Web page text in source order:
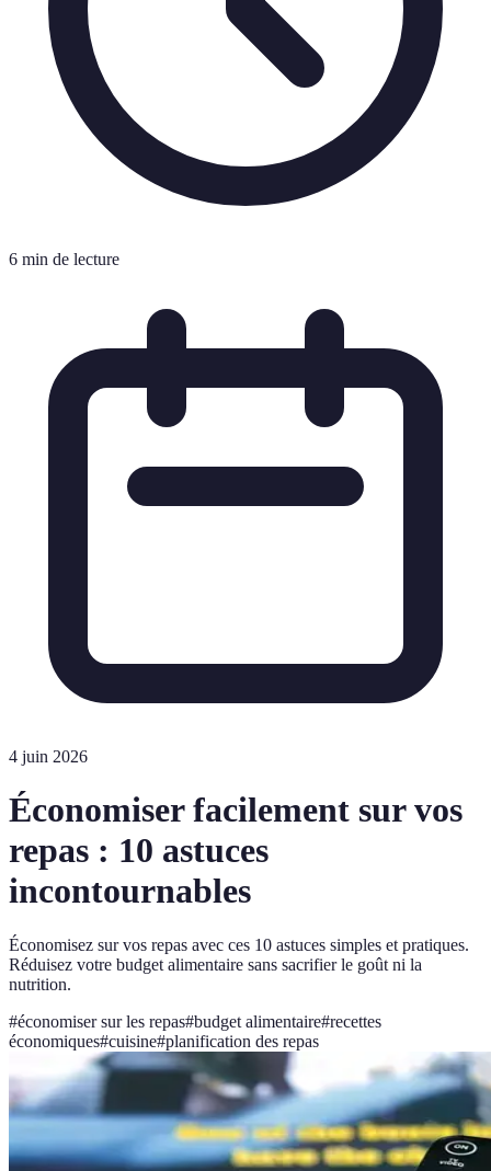
6 min de lecture
4 juin 2026
Économiser facilement sur vos
repas : 10 astuces
incontournables
Économisez sur vos repas avec ces 10 astuces simples et pratiques.
Réduisez votre budget alimentaire sans sacrifier le goût ni la
nutrition.
#économiser sur les repas#budget alimentaire#recettes
économiques#cuisine#planification des repas